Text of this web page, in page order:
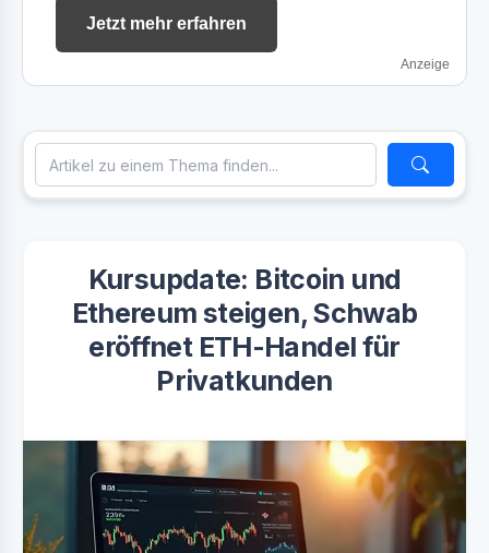
Jetzt mehr erfahren
Anzeige
Kursupdate: Bitcoin und
Ethereum steigen, Schwab
eröffnet ETH-Handel für
Privatkunden